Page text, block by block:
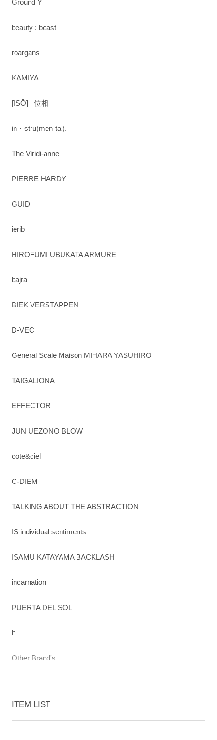
Ground Y
beauty : beast
roargans
KAMIYA
[ISŌ] : 位相
in・stru(men-tal).
The Viridi-anne
PIERRE HARDY
GUIDI
ierib
HIROFUMI UBUKATA ARMURE
bajra
BIEK VERSTAPPEN
D-VEC
General Scale Maison MIHARA YASUHIRO
TAIGALIONA
EFFECTOR
JUN UEZONO BLOW
cote&ciel
C-DIEM
TALKING ABOUT THE ABSTRACTION
IS individual sentiments
ISAMU KATAYAMA BACKLASH
incarnation
PUERTA DEL SOL
h
Other Brand's
ITEM LIST